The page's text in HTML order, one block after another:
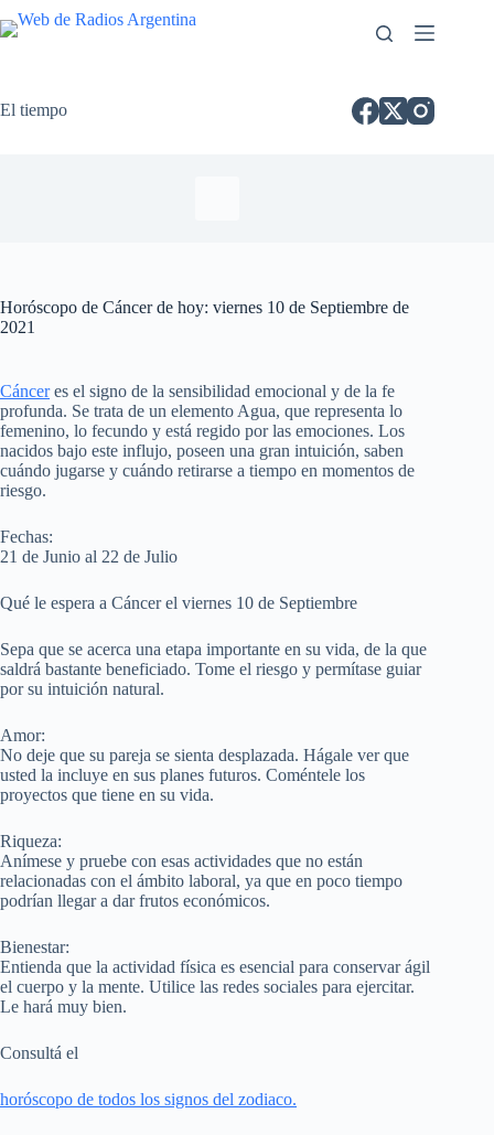
El tiempo
Horóscopo de Cáncer de hoy: viernes 10 de Septiembre de
2021
Cánceres el signo de la sensibilidad emocional y de la fe
profunda. Se trata de un elemento Agua, que representa lo
femenino, lo fecundo y está regido por las emociones. Los
nacidos bajo este influjo, poseen una gran intuición, saben
cuándo jugarse y cuándo retirarse a tiempo en momentos de
riesgo.
Fechas:
21 de Junio al 22 de Julio
Qué le espera a Cáncer el viernes 10 de Septiembre
Sepa que se acerca una etapa importante en su vida, de la que
saldrá bastante beneficiado. Tome el riesgo y permítase guiar
por su intuición natural.
Amor:
No deje que su pareja se sienta desplazada. Hágale ver que
usted la incluye en sus planes futuros. Coméntele los
proyectos que tiene en su vida.
Riqueza:
Anímese y pruebe con esas actividades que no están
relacionadas con el ámbito laboral, ya que en poco tiempo
podrían llegar a dar frutos económicos.
Bienestar:
Entienda que la actividad física es esencial para conservar ágil
el cuerpo y la mente. Utilice las redes sociales para ejercitar.
Le hará muy bien.
Consultá el
horóscopo de todos los signos del zodiaco.